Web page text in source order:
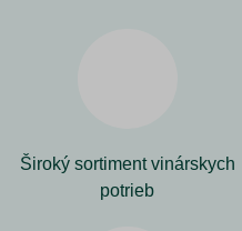
Široký sortiment vinárskych
potrieb